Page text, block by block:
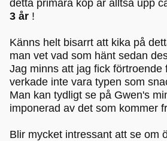
detta primära köp är alltså upp
3 år !
Känns helt bisarrt att kika på
man vet vad som hänt sedan
Jag minns att jag fick förtroende
verkade inte vara typen som
Man kan tydligt se på Gwen's
imponerad av det som kommer
Blir mycket intressant att se om